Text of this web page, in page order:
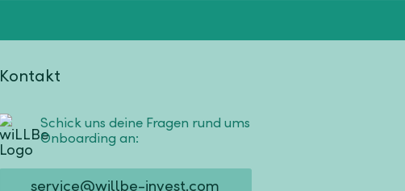
Kontakt
Schick uns deine Fragen rund ums
Onboarding an:
service@willbe-invest.com